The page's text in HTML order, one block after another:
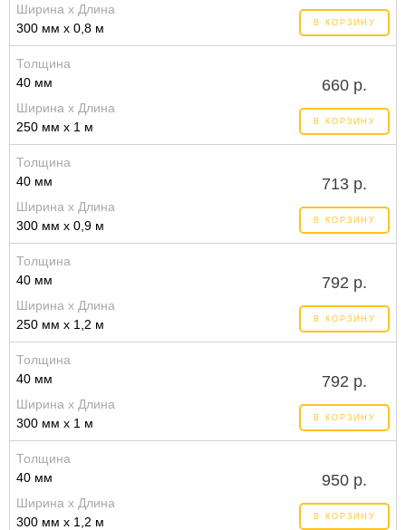
Ширина x Длина
300 мм x 0,8 м
В КОРЗИНУ
Толщина
40 мм
Ширина x Длина
250 мм x 1 м
660 р.
В КОРЗИНУ
Толщина
40 мм
Ширина x Длина
300 мм x 0,9 м
713 р.
В КОРЗИНУ
Толщина
40 мм
Ширина x Длина
250 мм x 1,2 м
792 р.
В КОРЗИНУ
Толщина
40 мм
Ширина x Длина
300 мм x 1 м
792 р.
В КОРЗИНУ
Толщина
40 мм
Ширина x Длина
300 мм x 1,2 м
950 р.
В КОРЗИНУ